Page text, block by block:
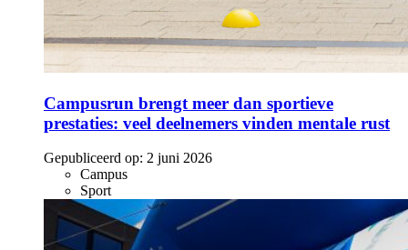
Campusrun brengt meer dan sportieve
prestaties: veel deelnemers vinden mentale rust
Gepubliceerd op: 2 juni 2026
Campus
Sport